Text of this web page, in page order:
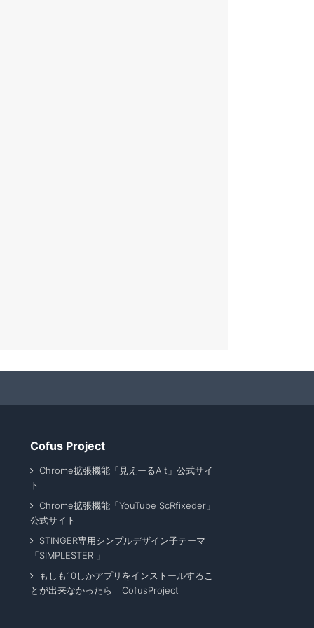
Cofus Project
Chrome拡張機能「見えーるAlt」公式サイ
ト
Chrome拡張機能「YouTube ScRfixeder」
公式サイト
STINGER専用シンプルデザイン子テーマ
「SIMPLESTER 」
もしも10しかアプリをインストールするこ
とが出来なかったら _ CofusProject